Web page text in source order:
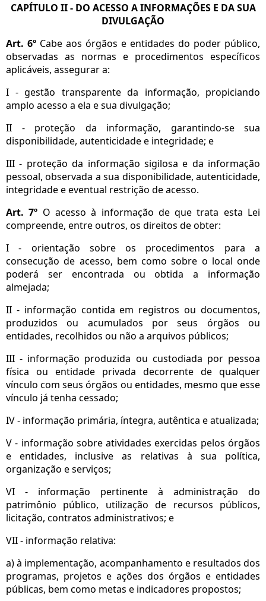
CAPÍTULO II - DO ACESSO A INFORMAÇÕES E DA SUA
DIVULGAÇÃO
Art. 6º Cabe aos órgãos e entidades do poder público,
observadas as normas e procedimentos específicos
aplicáveis, assegurar a:
I - gestão transparente da informação, propiciando
amplo acesso a ela e sua divulgação;
II - proteção da informação, garantindo-se sua
disponibilidade, autenticidade e integridade; e
III - proteção da informação sigilosa e da informação
pessoal, observada a sua disponibilidade, autenticidade,
integridade e eventual restrição de acesso.
Art. 7º O acesso à informação de que trata esta Lei
compreende, entre outros, os direitos de obter:
I - orientação sobre os procedimentos para a
consecução de acesso, bem como sobre o local onde
poderá ser encontrada ou obtida a informação
almejada;
II - informação contida em registros ou documentos,
produzidos ou acumulados por seus órgãos ou
entidades, recolhidos ou não a arquivos públicos;
III - informação produzida ou custodiada por pessoa
física ou entidade privada decorrente de qualquer
vínculo com seus órgãos ou entidades, mesmo que esse
vínculo já tenha cessado;
IV - informação primária, íntegra, autêntica e atualizada;
V - informação sobre atividades exercidas pelos órgãos
e entidades, inclusive as relativas à sua política,
organização e serviços;
VI - informação pertinente à administração do
patrimônio público, utilização de recursos públicos,
licitação, contratos administrativos; e
VII - informação relativa:
a) à implementação, acompanhamento e resultados dos
programas, projetos e ações dos órgãos e entidades
públicas, bem como metas e indicadores propostos;